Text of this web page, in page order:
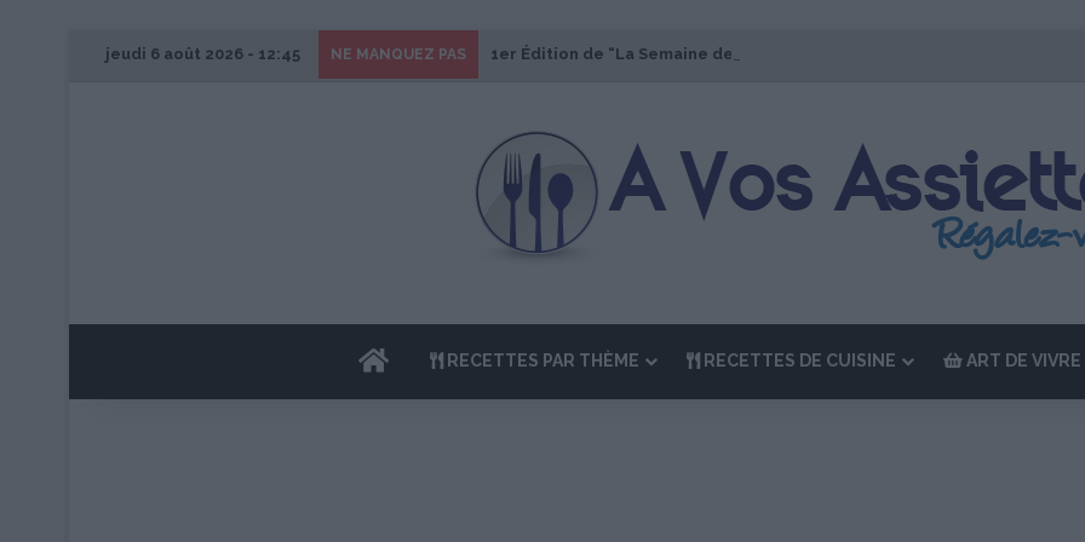
jeudi 6 août 2026 - 12:45 NE MANQUEZ PAS 1er Édition de “La Semaine des Chefs” du 19 au 24 octobre 2026
ACCUEILRECETTES PAR THÈME RECETTES DE CUISINE ART DE VIVRE